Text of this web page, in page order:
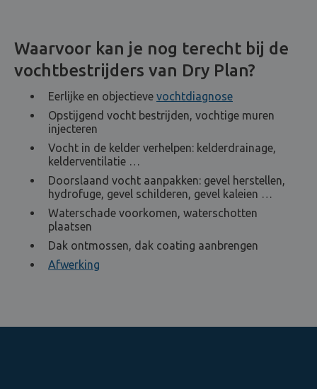
Waarvoor kan je nog terecht bij de
vochtbestrijders van Dry Plan?
Eerlijke en objectieve vochtdiagnose
Opstijgend vocht bestrijden, vochtige muren
injecteren
Vocht in de kelder verhelpen: kelderdrainage,
kelderventilatie …
Doorslaand vocht aanpakken: gevel herstellen,
hydrofuge, gevel schilderen, gevel kaleien …
Waterschade voorkomen, waterschotten
plaatsen
Dak ontmossen, dak coating aanbrengen
Afwerking